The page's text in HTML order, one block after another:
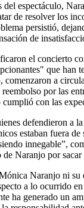
del espectáculo,
de resolver los
persistió,
de
el concierto
que han
comenzaron a
por las
con las
defendieron a
estaban fuera
innegable”,
de Naranjo por
Naranjo ni su
a lo ocurrido
ha generado un